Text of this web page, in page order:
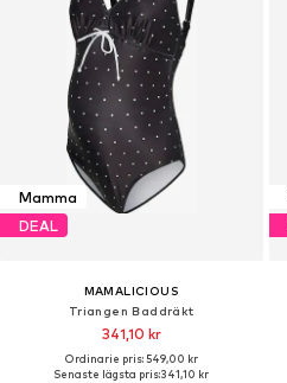
Mamma
DEAL
MAMALICIOUS
Triangen Baddräkt
341,10 kr
Ordinarie pris: 549,00 kr
Senaste lägsta pris:341,10 kr